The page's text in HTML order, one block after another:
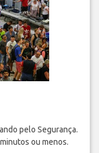
pelo Segurança.
ou menos.